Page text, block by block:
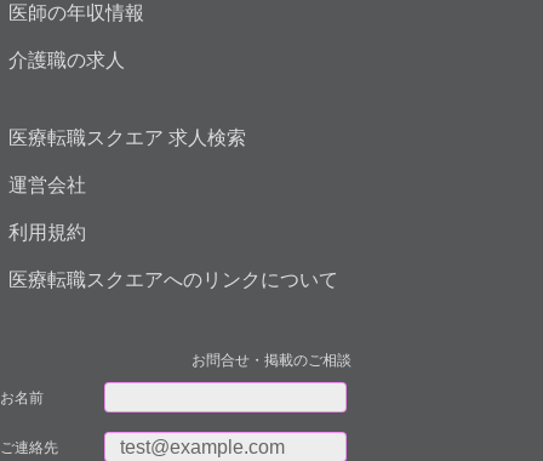
医師の年収情報
介護職の求人
医療転職スクエア 求人検索
運営会社
利用規約
医療転職スクエアへのリンクについて
お問合せ・掲載のご相談
お名前
ご連絡先